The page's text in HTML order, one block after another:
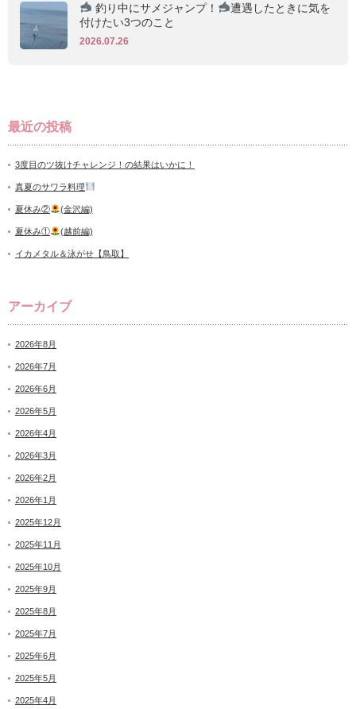
釣り中にサメジャンプ！
遭遇したときに気を
付けたい3つのこと
2026.07.26
最近の投稿
3度目のツ抜けチャレンジ！の結果はいかに！
真夏のサワラ料理
夏休み② (金沢編)
夏休み① (越前編)
イカメタル＆泳がせ【鳥取】
アーカイブ
2026年8月
2026年7月
2026年6月
2026年5月
2026年4月
2026年3月
2026年2月
2026年1月
2025年12月
2025年11月
2025年10月
2025年9月
2025年8月
2025年7月
2025年6月
2025年5月
2025年4月